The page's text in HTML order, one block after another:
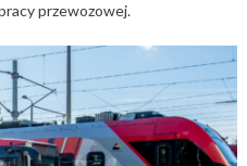
przewozowej.